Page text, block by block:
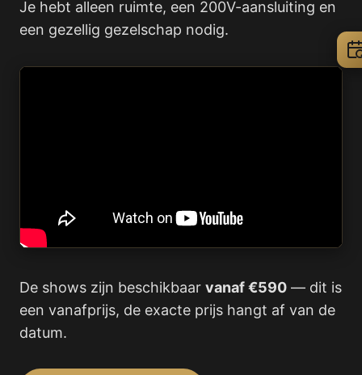
Je hebt alleen ruimte, een 200V-aansluiting en
een gezellig gezelschap nodig.
De shows zijn beschikbaar vanaf €590 — dit is
een vanafprijs, de exacte prijs hangt af van de
datum.